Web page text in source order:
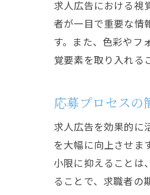
求人広告における視
者が一目で重要な情
す。また、色彩やフ
覚要素を取り入れる
応募プロセスの
求人広告を効果的に
を大幅に向上させま
小限に抑えることは
ることで、求職者の